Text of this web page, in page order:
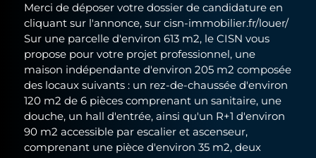
Merci de déposer votre dossier de candidature en
cliquant sur l'annonce, sur cisn-immobilier.fr/louer/
Sur une parcelle d'environ 613 m2, le CISN vous
propose pour votre projet professionnel, une
maison indépendante d'environ 205 m2 composée
des locaux suivants : un rez-de-chaussée d'environ
120 m2 de 6 pièces comprenant un sanitaire, une
douche, un hall d'entrée, ainsi qu'un R+1 d'environ
90 m2 accessible par escalier et ascenseur,
comprenant une pièce d'environ 35 m2, deux